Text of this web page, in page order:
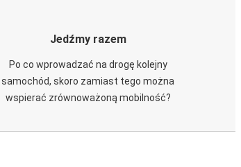
Jedźmy razem
Po co wprowadzać na drogę kolejny
samochód, skoro zamiast tego można
wspierać zrównoważoną mobilność?